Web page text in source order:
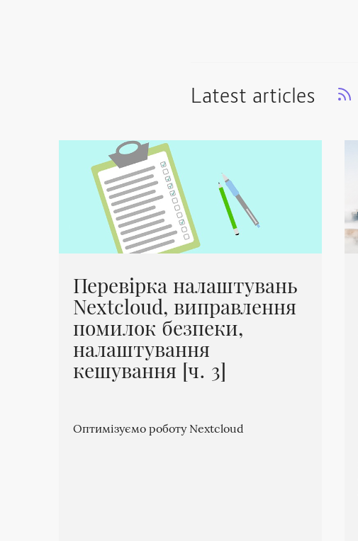
Latest articles
Перевірка налаштувань
Nextcloud, виправлення
помилок безпеки,
налаштування
кешування [ч. 3]
Оптимізуємо роботу Nextcloud